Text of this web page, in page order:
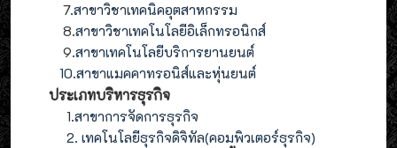
7.สาขาวิชาเทคนิคอุตสาหกรรม
8.สาขาวิชาเทคโนโลยีอิเล็กทรอนิกส์
9.สาขาเทคโนโลยีบริการยานยนต์
10.สาขาแมคคาทรอนิส์และหุ่นยนต์
ประเภทบริหารธุรกิจ
1.สาขาการจัดการธุรกิจ
2. เทคโนโลยีธุรกิจดิจิทัล(คอมพิวเตอร์ธุรกิจ)